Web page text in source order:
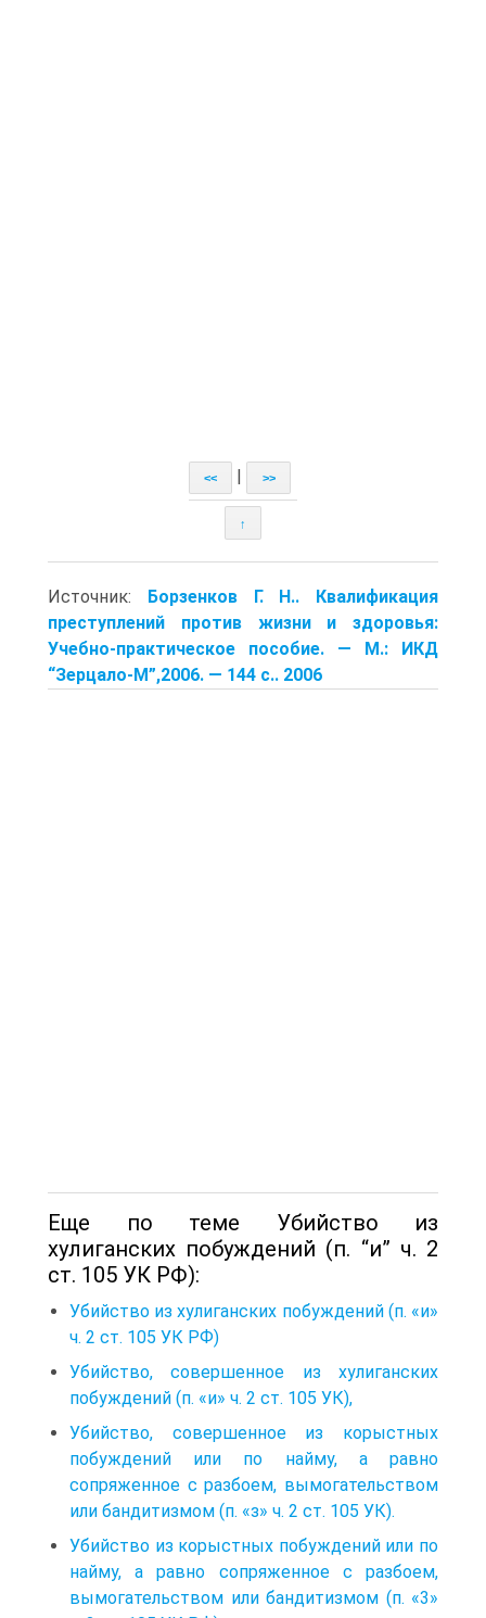
<< >>
↑
Источник: Борзенков Г. Н.. Квалификация
преступлений против жизни и здоровья:
Учебно-практическое пособие. — М.: ИКД
“Зерцало-М”,2006. — 144 с.. 2006
Еще по теме Убийство из
хулиганских побуждений (п. “и” ч. 2
ст. 105 УК РФ):
Убийство из хулиганских побуждений (п. «и»
ч. 2 ст. 105 УК РФ)
Убийство, совершенное из хулиганских
побуждений (п. «и» ч. 2 ст. 105 УК),
Убийство, совершенное из корыстных
побуждений или по найму, а равно
сопряженное с разбоем, вымогательством
или бандитизмом (п. «з» ч. 2 ст. 105 УК).
Убийство из корыстных побуждений или по
найму, а равно сопряженное с разбоем,
вымогательством или бандитизмом (п. «3»